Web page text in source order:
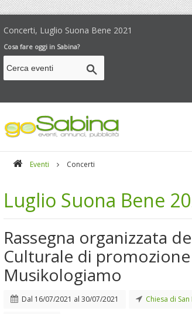
Concerti, Luglio Suona Bene 2021
Cosa fare oggi in Sabina?
Eventi Concerti
Luglio Suona Bene
Rassegna organizzata
Culturale di
Musikologiamo
Dal 16/07/2021 al 30/07/2021 Chiesa di San